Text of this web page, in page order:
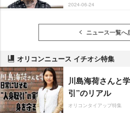
2024-06-24
ニュース一覧へ
オリコンニュース イチオシ特集
川島海荷さんと
引”のリアル
オリコンタイアップ特集